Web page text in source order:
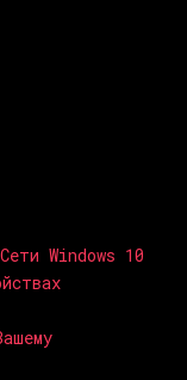
Windows 10